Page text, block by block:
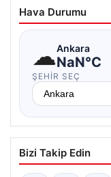
Hava Durumu
☁Ankara
NaN°C
ŞEHIR SEÇ
Bizi Takip Edin